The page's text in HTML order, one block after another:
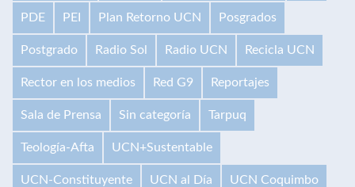
PDE PEI Plan Retorno UCN Posgrados
Postgrado Radio Sol Radio UCN Recicla UCN
Rector en los medios Red G9 Reportajes
Sala de Prensa Sin categoría Tarpuq
Teología-Afta UCN+Sustentable
UCN-Constituyente UCN al Día UCN Coquimbo